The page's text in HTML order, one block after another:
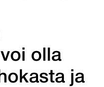
olla
ja